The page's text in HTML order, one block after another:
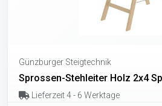
Günzburger Steigtechnik
Sprossen-Stehleiter Holz 2x4
Lieferzeit 4 - 6 Werktage